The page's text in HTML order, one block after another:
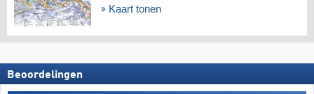
Kaart tonen
Beoordelingen